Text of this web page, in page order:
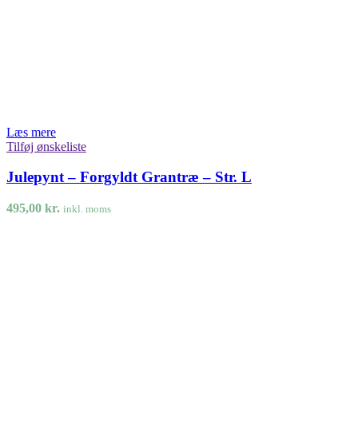
Læs mere
Tilføj ønskeliste
Julepynt – Forgyldt Grantræ – Str. L
495,00 kr. inkl. moms